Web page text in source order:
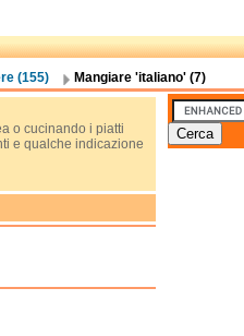
(155) Mangiare 'italiano' (7)
o cucinando i piatti
e qualche indicazione